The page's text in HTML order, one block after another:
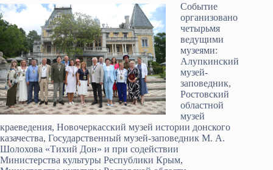
Событие
организовано
четырьмя
ведущими
музеями:
Алупкинский
музей-
заповедник,
Ростовский
областной
музей
краеведения, Новочеркасский музей истории донского
казачества, Государственный музей-заповедник М. А.
Шолохова «Тихий Дон» и при содействии
Министерства культуры Республики Крым,